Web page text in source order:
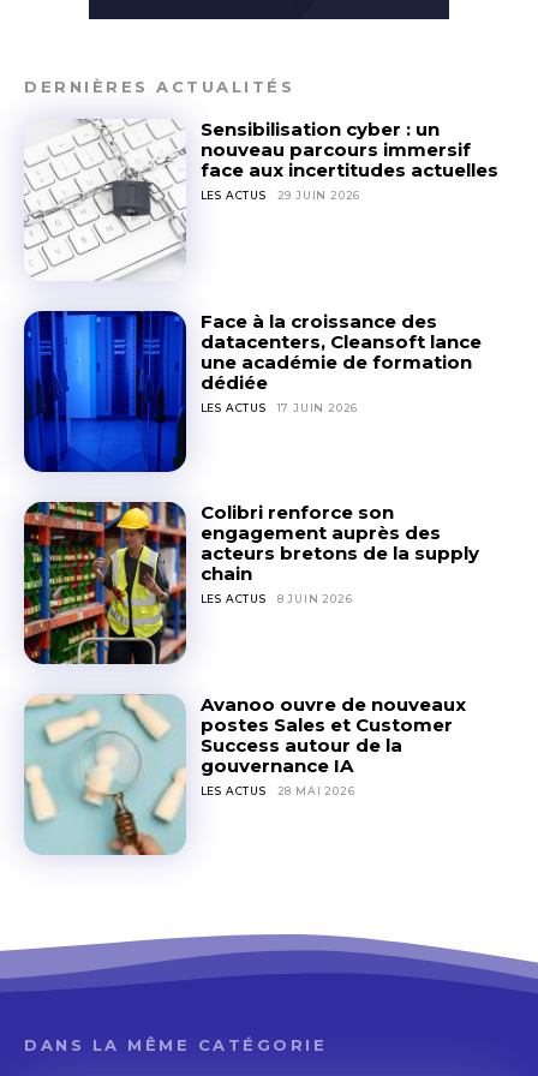
DERNIÈRES ACTUALITÉS
Sensibilisation cyber : un
nouveau parcours immersif
face aux incertitudes actuelles
LES ACTUS 29 JUIN 2026
Face à la croissance des
datacenters, Cleansoft lance
une académie de formation
dédiée
LES ACTUS 17 JUIN 2026
Colibri renforce son
engagement auprès des
acteurs bretons de la supply
chain
LES ACTUS 8 JUIN 2026
Avanoo ouvre de nouveaux
postes Sales et Customer
Success autour de la
gouvernance IA
LES ACTUS 28 MAI 2026
DANS LA MÊME CATÉGORIE